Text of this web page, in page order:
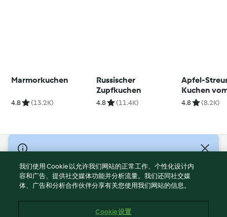
Marmorkuchen
4.8 (13.2K)
Russischer
Zupfkuchen
4.8 (11.4K)
Apfel-
Kuchen
4.8 (8.2K)
© Copyright 2021-2023 福维克信息科技(上海)有限公司 版权所有
2026
使用规定
我们使用 Cookie 以允许我们网站的正常工作、个性化设计内
容和广告、提供社交媒体功能并分析流量。我们还同社交媒
体、广告和分析合作伙伴分享有关您使用我们网站的信息。
Cookie 设置